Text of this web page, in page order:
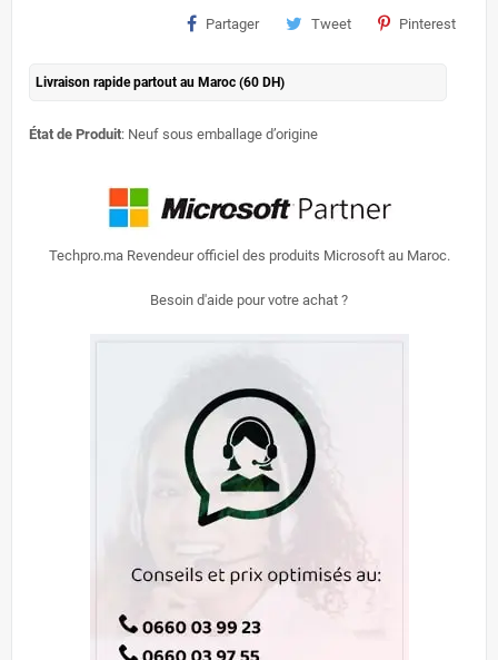
Partager Tweet Pinterest
Livraison rapide partout au Maroc (60 DH)
État de Produit: Neuf sous emballage d’origine
Techpro.ma Revendeur officiel des produits Microsoft au Maroc.
Besoin d'aide pour votre achat ?